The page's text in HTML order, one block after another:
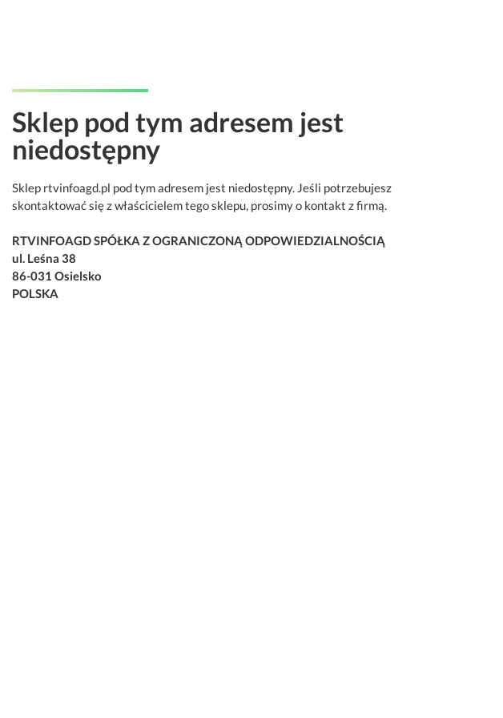
Sklep pod tym adresem jest
niedostępny
Sklep rtvinfoagd.pl pod tym adresem jest niedostępny. Jeśli potrzebujesz
skontaktować się z właścicielem tego sklepu, prosimy o kontakt z firmą.
RTVINFOAGD SPÓŁKA Z OGRANICZONĄ ODPOWIEDZIALNOŚCIĄ
ul. Leśna 38
86-031 Osielsko
POLSKA